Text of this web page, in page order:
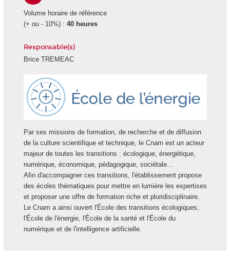
Volume horaire de référence
(+ ou - 10%) : 40 heures
Responsable(s)
Brice TREMEAC
Par ses missions de formation, de recherche et de diffusion
de la culture scientifique et technique, le Cnam est un acteur
majeur de toutes les transitions : écologique, énergétique,
numérique, économique, pédagogique, sociétale...
Afin d'accompagner ces transitions, l'établissement propose
des écoles thématiques pour mettre en lumière les expertises
et proposer une offre de formation riche et pluridisciplinaire.
Le Cnam a ainsi ouvert l'École des transitions écologiques,
l'École de l'énergie, l'École de la santé et l'École du
numérique et de l'intelligence artificielle.